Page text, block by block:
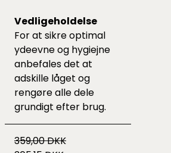
Vedligeholdelse
For at sikre optimal
ydeevne og hygiejne
anbefales det at
adskille låget og
rengøre alle dele
grundigt efter brug.​
359,00 DKK